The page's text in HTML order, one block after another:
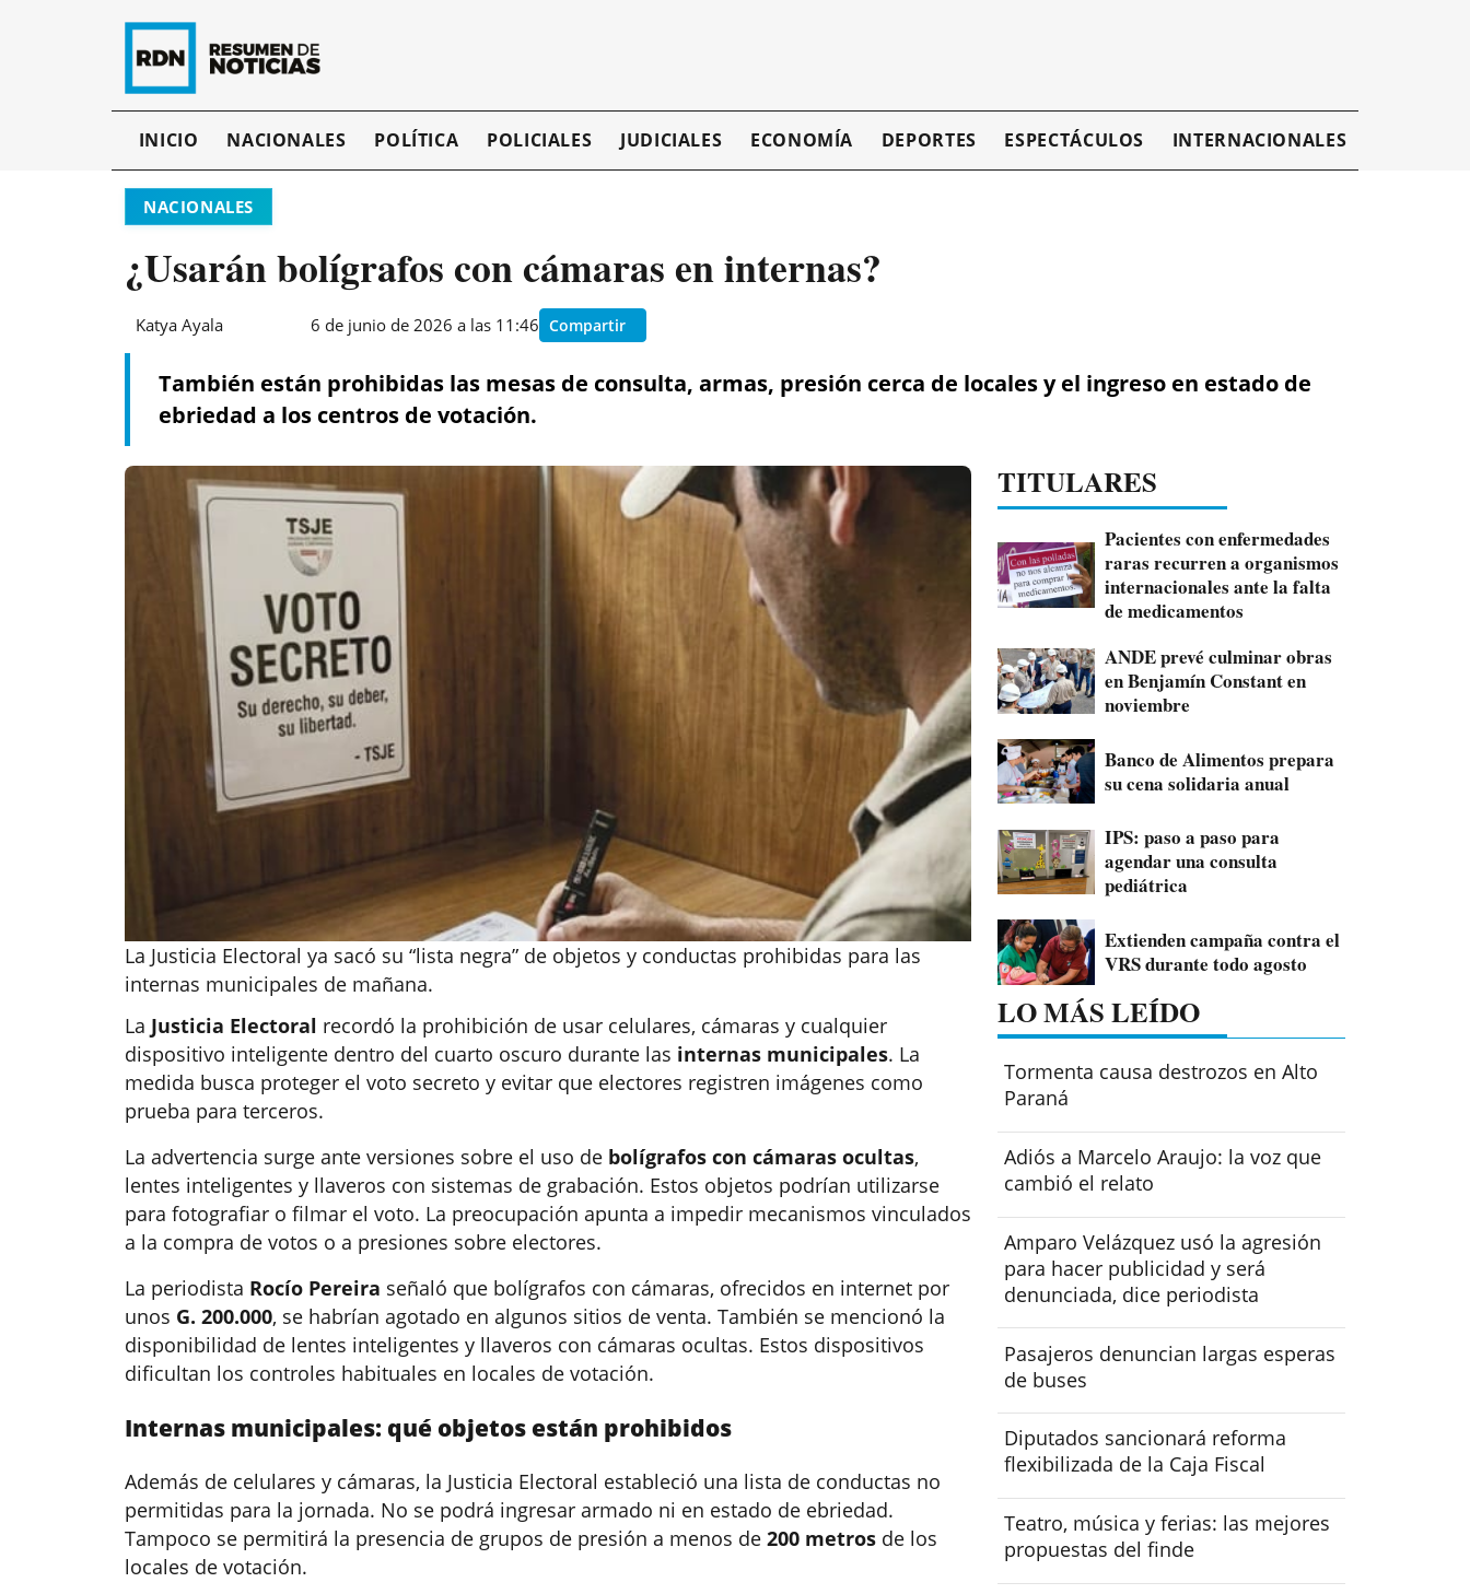
INICIO NACIONALES POLÍTICA POLICIALES JUDICIALES ECONOMÍA DEPORTES ESPECTÁCULOS INTERNACIONALES
NACIONALES
¿Usarán bolígrafos con cámaras en internas?
Katya Ayala 6 de junio de 2026 a las 11:46 Compartir
También están prohibidas las mesas de consulta, armas, presión cerca de locales y el ingreso en estado de
ebriedad a los centros de votación.
La Justicia Electoral ya sacó su “lista negra” de objetos y conductas prohibidas para las
internas municipales de mañana.
La Justicia Electoral recordó la prohibición de usar celulares, cámaras y cualquier
dispositivo inteligente dentro del cuarto oscuro durante las internas municipales. La
medida busca proteger el voto secreto y evitar que electores registren imágenes como
prueba para terceros.
La advertencia surge ante versiones sobre el uso de bolígrafos con cámaras ocultas,
lentes inteligentes y llaveros con sistemas de grabación. Estos objetos podrían utilizarse
para fotografiar o filmar el voto. La preocupación apunta a impedir mecanismos vinculados
a la compra de votos o a presiones sobre electores.
La periodista Rocío Pereira señaló que bolígrafos con cámaras, ofrecidos en internet por
unos G. 200.000, se habrían agotado en algunos sitios de venta. También se mencionó la
disponibilidad de lentes inteligentes y llaveros con cámaras ocultas. Estos dispositivos
dificultan los controles habituales en locales de votación.
Internas municipales: qué objetos están prohibidos
Además de celulares y cámaras, la Justicia Electoral estableció una lista de conductas no
permitidas para la jornada. No se podrá ingresar armado ni en estado de ebriedad.
Tampoco se permitirá la presencia de grupos de presión a menos de 200 metros de los
locales de votación.
TITULARES
Pacientes con enfermedades
raras recurren a organismos
internacionales ante la falta
de medicamentos
ANDE prevé culminar obras
en Benjamín Constant en
noviembre
Banco de Alimentos prepara
su cena solidaria anual
IPS: paso a paso para
agendar una consulta
pediátrica
Extienden campaña contra el
VRS durante todo agosto
LO MÁS LEÍDO
Tormenta causa destrozos en Alto
Paraná
Adiós a Marcelo Araujo: la voz que
cambió el relato
Amparo Velázquez usó la agresión
para hacer publicidad y será
denunciada, dice periodista
Pasajeros denuncian largas esperas
de buses
Diputados sancionará reforma
flexibilizada de la Caja Fiscal
Teatro, música y ferias: las mejores
propuestas del finde